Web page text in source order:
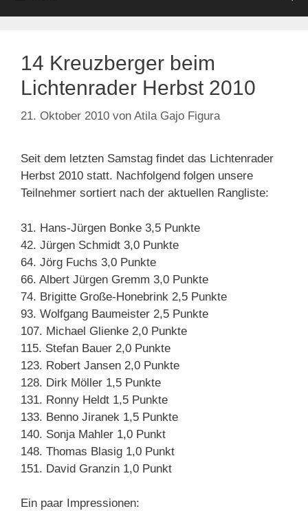
14 Kreuzberger beim
Lichtenrader Herbst 2010
21. Oktober 2010 von Atila Gajo Figura
Seit dem letzten Samstag findet das Lichtenrader
Herbst 2010 statt. Nachfolgend folgen unsere
Teilnehmer sortiert nach der aktuellen Rangliste:
31. Hans-Jürgen Bonke 3,5 Punkte
42. Jürgen Schmidt 3,0 Punkte
64. Jörg Fuchs 3,0 Punkte
66. Albert Jürgen Gremm 3,0 Punkte
74. Brigitte Große-Honebrink 2,5 Punkte
93. Wolfgang Baumeister 2,5 Punkte
107. Michael Glienke 2,0 Punkte
115. Stefan Bauer 2,0 Punkte
123. Robert Jansen 2,0 Punkte
128. Dirk Möller 1,5 Punkte
131. Ronny Heldt 1,5 Punkte
133. Benno Jiranek 1,5 Punkte
140. Sonja Mahler 1,0 Punkt
148. Thomas Blasig 1,0 Punkt
151. David Granzin 1,0 Punkt
Ein paar Impressionen: